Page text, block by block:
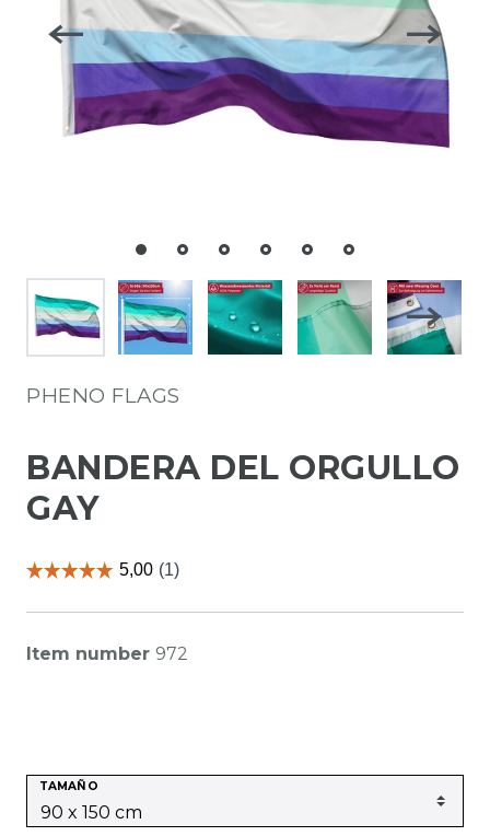
PHENO FLAGS
BANDERA DEL ORGULLO
GAY
Item number 972
TAMAÑO